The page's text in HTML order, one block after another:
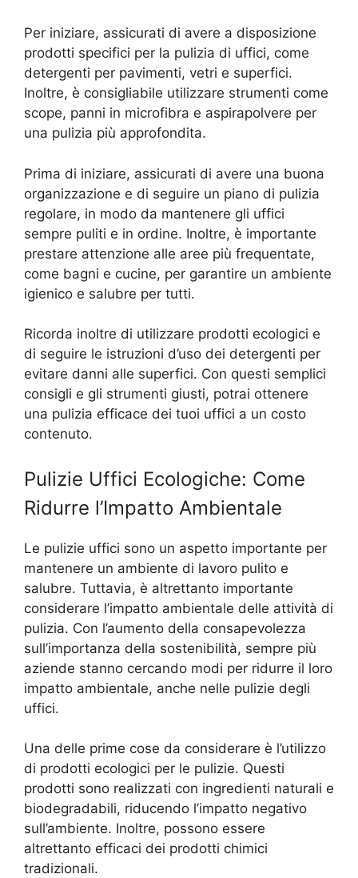
Per iniziare, assicurati di avere a disposizione
prodotti specifici per la pulizia di uffici, come
detergenti per pavimenti, vetri e superfici.
Inoltre, è consigliabile utilizzare strumenti come
scope, panni in microfibra e aspirapolvere per
una pulizia più approfondita.
Prima di iniziare, assicurati di avere una buona
organizzazione e di seguire un piano di pulizia
regolare, in modo da mantenere gli uffici
sempre puliti e in ordine. Inoltre, è importante
prestare attenzione alle aree più frequentate,
come bagni e cucine, per garantire un ambiente
igienico e salubre per tutti.
Ricorda inoltre di utilizzare prodotti ecologici e
di seguire le istruzioni d’uso dei detergenti per
evitare danni alle superfici. Con questi semplici
consigli e gli strumenti giusti, potrai ottenere
una pulizia efficace dei tuoi uffici a un costo
contenuto.
Pulizie Uffici Ecologiche: Come
Ridurre l’Impatto Ambientale
Le pulizie uffici sono un aspetto importante per
mantenere un ambiente di lavoro pulito e
salubre. Tuttavia, è altrettanto importante
considerare l’impatto ambientale delle attività di
pulizia. Con l’aumento della consapevolezza
sull’importanza della sostenibilità, sempre più
aziende stanno cercando modi per ridurre il loro
impatto ambientale, anche nelle pulizie degli
uffici.
Una delle prime cose da considerare è l’utilizzo
di prodotti ecologici per le pulizie. Questi
prodotti sono realizzati con ingredienti naturali e
biodegradabili, riducendo l’impatto negativo
sull’ambiente. Inoltre, possono essere
altrettanto efficaci dei prodotti chimici
tradizionali.